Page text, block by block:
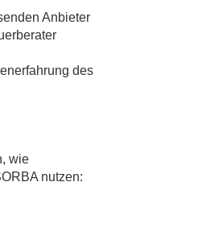
Anbieter
des
wie
nutzen: